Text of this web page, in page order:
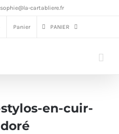
sophie@la-cartabliere.fr
Panier PANIER
en-cuir-